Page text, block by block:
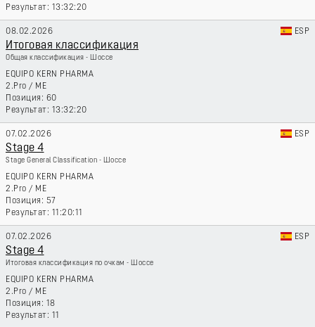
13:32:20
08.02.2026 ESP
Итоговая классификация
Общая классификация - Шоссе
EQUIPO KERN PHARMA
2.Pro / ME
60
13:32:20
07.02.2026 ESP
Stage 4
Stage General Classification - Шоссе
EQUIPO KERN PHARMA
2.Pro / ME
57
11:20:11
07.02.2026 ESP
Stage 4
Итоговая классификация по очкам - Шоссе
EQUIPO KERN PHARMA
2.Pro / ME
18
11